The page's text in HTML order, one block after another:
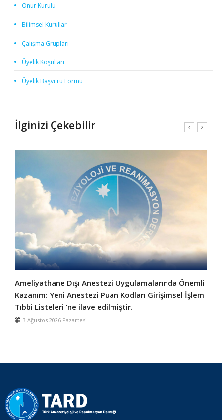
Onur Kurulu
Bilimsel Kurullar
Çalışma Grupları
Üyelik Koşulları
Üyelik Başvuru Formu
İlginizi Çekebilir
Ameliyathane Dışı Anestezi Uygulamalarında Önemli
Kazanım: Yeni Anestezi Puan Kodları Girişimsel İşlem
Tıbbi Listeleri ‘ne ilave edilmiştir.
3 Ağustos 2026 Pazartesi